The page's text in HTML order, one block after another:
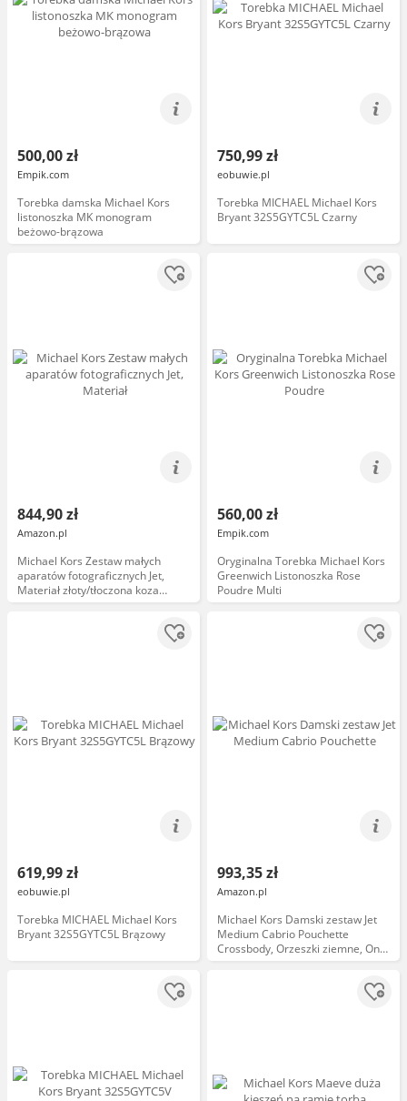
500,00 zł
Empik.com
Torebka damska Michael Kors
listonoszka MK monogram
beżowo-brązowa
750,99 zł
eobuwie.pl
Torebka MICHAEL Michael Kors
Bryant 32S5GYTC5L Czarny
844,90 zł
Amazon.pl
Michael Kors Zestaw małych
aparatów fotograficznych Jet,
Materiał złoty/tłoczona koza
skóra/bagaż, 10 liters, Zestaw
560,00 zł
Empik.com
Oryginalna Torebka Michael Kors
Greenwich Listonoszka Rose
Poudre Multi
619,99 zł
eobuwie.pl
Torebka MICHAEL Michael Kors
Bryant 32S5GYTC5L Brązowy
993,35 zł
Amazon.pl
Michael Kors Damski zestaw Jet
Medium Cabrio Pouchette
Crossbody, Orzeszki ziemne, One
Size, Zestaw Jet Medium Conv